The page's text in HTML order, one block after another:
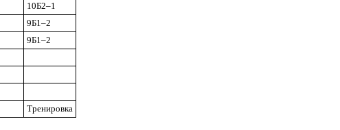
10Б2–1
9Б1–2
9Б1–2
Тренировка